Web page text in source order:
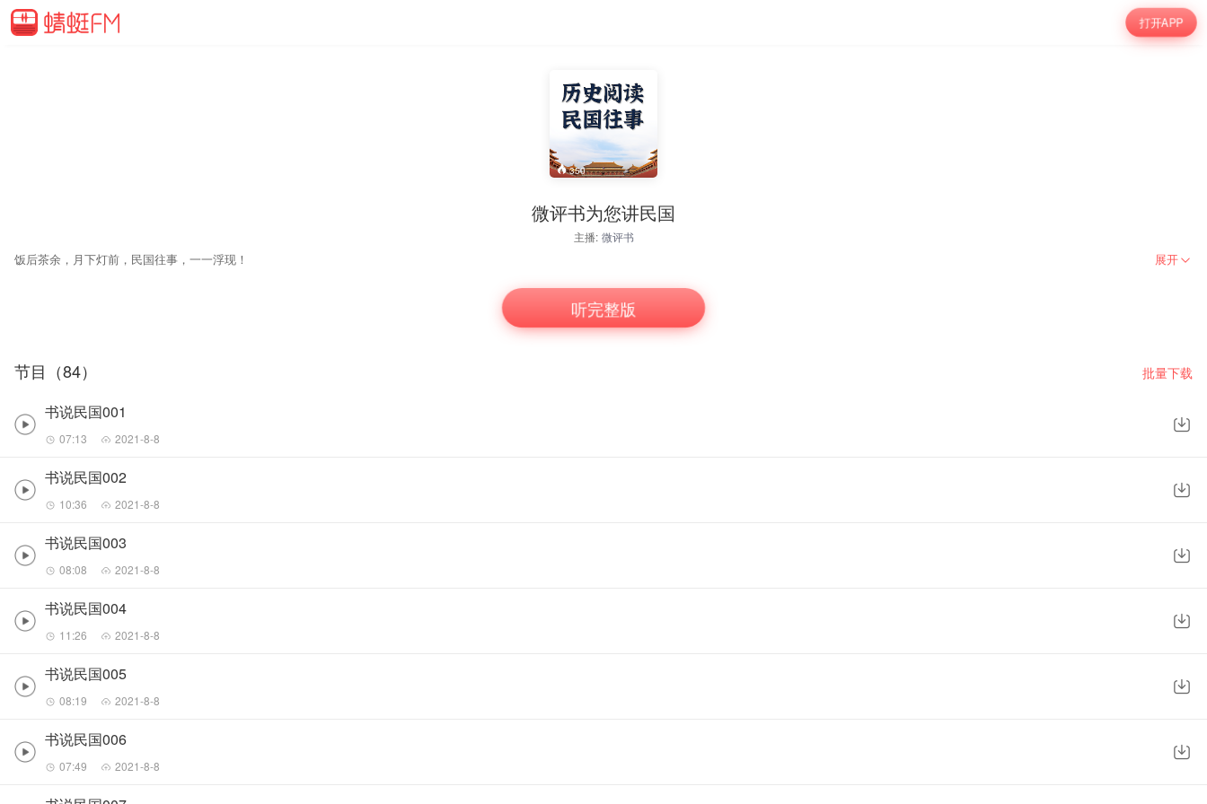
打开APP
350
微评书为您讲民国
主播: 微评书
饭后茶余，月下灯前，民国往事，一一浮现！ 展开
听完整版
节目（84） 批量下载
书说民国001
07:13 2021-8-8
书说民国002
10:36 2021-8-8
书说民国003
08:08 2021-8-8
书说民国004
11:26 2021-8-8
书说民国005
08:19 2021-8-8
书说民国006
07:49 2021-8-8